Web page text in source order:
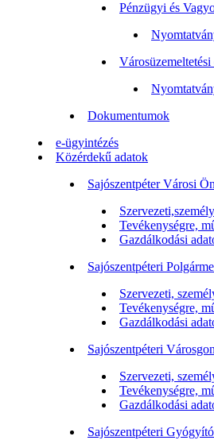
Pénzügyi és
Dokumentumok
e-ügyintézés
Közérdekű adatok
Sajószentpéter Városi
Tevékenységre,
Gazdálkodási
Sajószentpéteri
Szervezeti,
Tevékenységre,
Gazdálkodási
Sajószentpéteri
Szervezeti,
Tevékenységre,
Gazdálkodási
Sajószentpéteri